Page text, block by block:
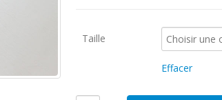
Taille
Effacer